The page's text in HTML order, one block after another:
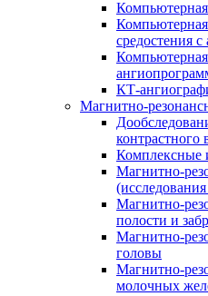
средостения
КТ-
Магнитно-
контрастного
Комплексные
Магнитно-
Магнитно-
полости и
Магнитно-
головы
Магнитно-
молочных